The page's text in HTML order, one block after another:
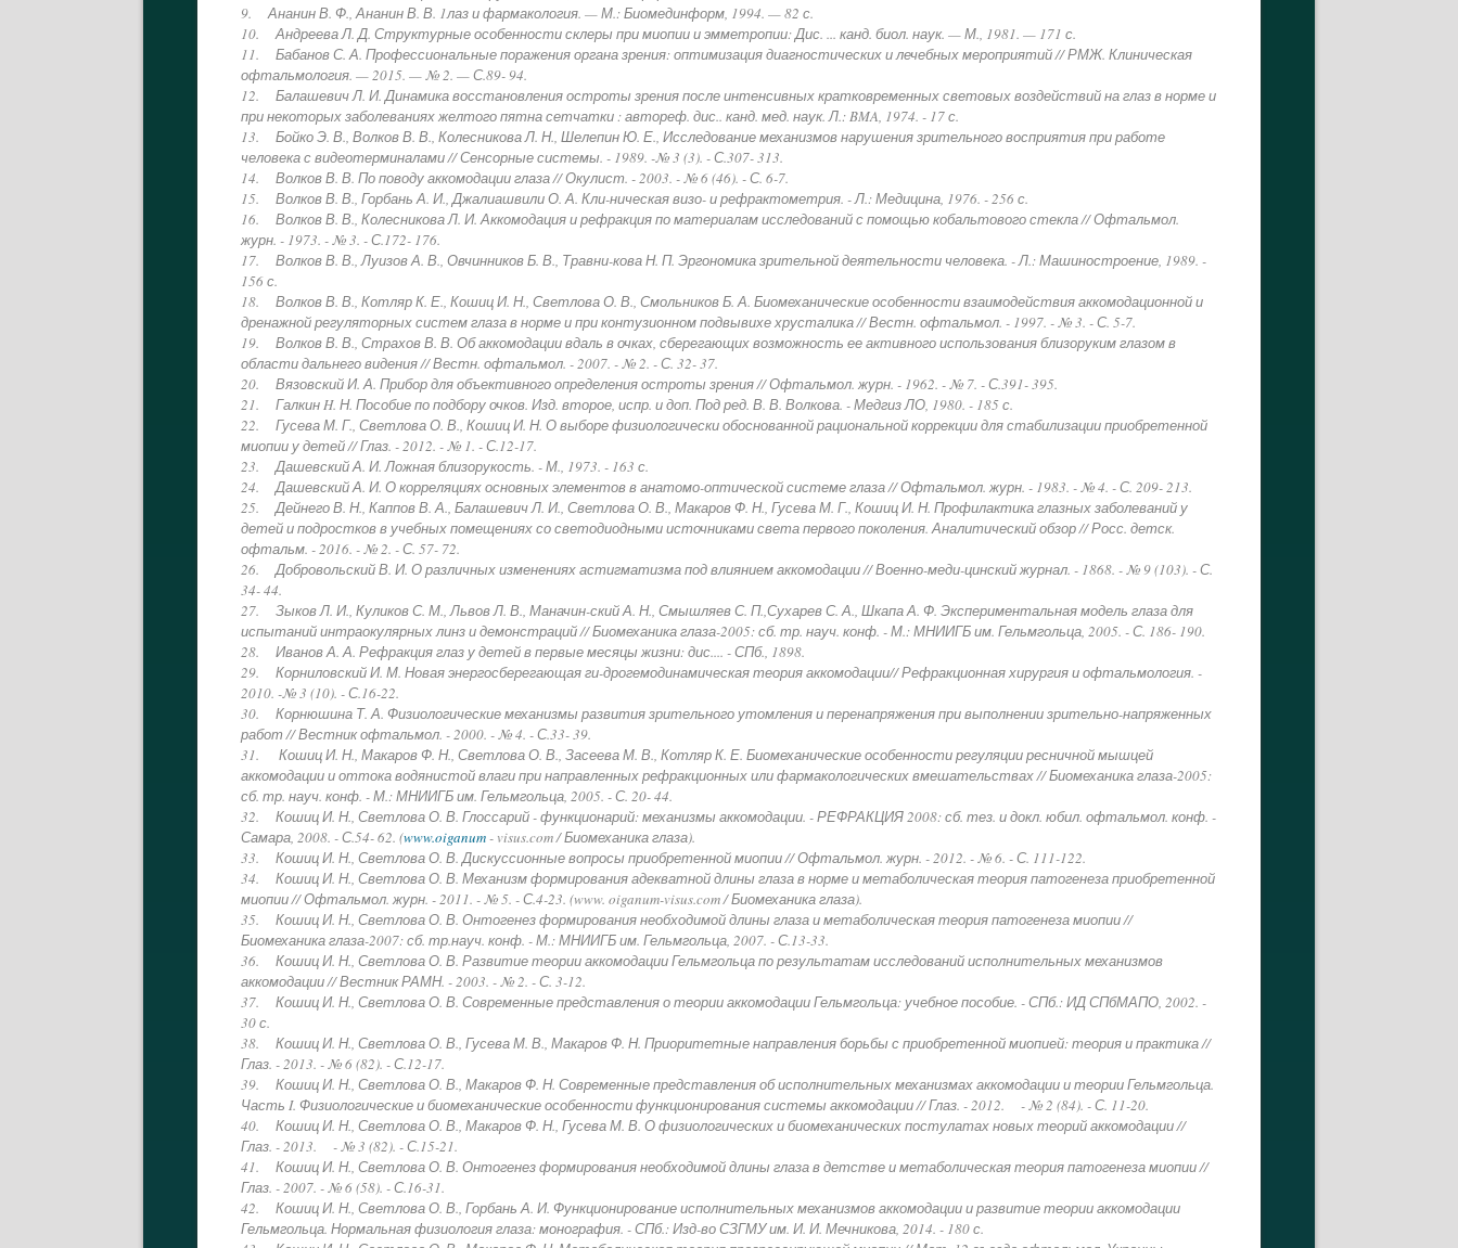
9. Ананин В. Ф., Ананин В. В. 1лаз и фармакология. — М.: Биомединформ, 1994. — 82 с.
10. Андреева Л. Д. Структурные особенности склеры при миопии и эмметропии: Дис. ... канд. биол. наук. — М., 1981. — 171 с.
11. Бабанов С. А. Профессиональные поражения органа зрения: оптимизация диагностических и лечебных мероприятий // РМЖ. Клиническая
офтальмология. — 2015. — № 2. — С.89- 94.
12. Балашевич Л. И. Динамика восстановления остроты зрения после интенсивных кратковременных световых воздействий на глаз в норме и
при некоторых заболеваниях желтого пятна сетчатки : автореф. дис.. канд. мед. наук. Л.: BMA, 1974. - 17 с.
13. Бойко Э. В., Волков В. В., Колесникова Л. Н., Шелепин Ю. Е., Исследование механизмов нарушения зрительного восприятия при работе
человека с видеотерминалами // Сенсорные системы. - 1989. -№ 3 (3). - С.307- 313.
14. Волков В. В. По поводу аккомодации глаза // Окулист. - 2003. - № 6 (46). - С. 6-7.
15. Волков В. В., Горбань А. И., Джалиашвили О. А. Кли-ническая визо- и рефрактометрия. - Л.: Медицина, 1976. - 256 с.
16. Волков В. В., Колесникова Л. И. Аккомодация и рефракция по материалам исследований с помощью кобальтового стекла // Офтальмол.
журн. - 1973. - № 3. - С.172- 176.
17. Волков В. В., Луизов А. В., Овчинников Б. В., Травни-кова Н. П. Эргономика зрительной деятельности человека. - Л.: Машиностроение, 1989. -
156 с.
18. Волков В. В., Котляр К. Е., Кошиц И. Н., Светлова О. В., Смольников Б. А. Биомеханические особенности взаимодействия аккомодационной и
дренажной регуляторных систем глаза в норме и при контузионном подвывихе хрусталика // Вестн. офтальмол. - 1997. - № 3. - С. 5-7.
19. Волков В. В., Страхов В. В. Об аккомодации вдаль в очках, сберегающих возможность ее активного использования близоруким глазом в
области дальнего видения // Вестн. офтальмол. - 2007. - № 2. - С. 32- 37.
20. Вязовский И. А. Прибор для объективного определения остроты зрения // Офтальмол. журн. - 1962. - № 7. - С.391- 395.
21. Галкин H. Н. Пособие по подбору очков. Изд. второе, испр. и доп. Под ред. В. В. Волкова. - Медгиз ЛО, 1980. - 185 с.
22. Гусева М. Г., Светлова О. В., Кошиц И. Н. О выборе физиологически обоснованной рациональной коррекции для стабилизации приобретенной
миопии у детей // Глаз. - 2012. - № 1. - С.12-17.
23. Дашевский А. И. Ложная близорукость. - М., 1973. - 163 с.
24. Дашевский А. И. О корреляциях основных элементов в анатомо-оптической системе глаза // Офтальмол. журн. - 1983. - № 4. - С. 209- 213.
25. Дейнего В. Н., Каппов В. А., Балашевич Л. И., Светлова О. В., Макаров Ф. Н., Гусева М. Г., Кошиц И. Н. Профилактика глазных заболеваний у
детей и подростков в учебных помещениях со светодиодными источниками света первого поколения. Аналитический обзор // Росс. детск.
офтальм. - 2016. - № 2. - С. 57- 72.
26. Добровольский В. И. О различных изменениях астигматизма под влиянием аккомодации // Военно-меди-цинский журнал. - 1868. - № 9 (103). - С.
34- 44.
27. Зыков Л. И., Куликов С. М., Львов Л. В., Маначин-ский А. Н., Смышляев С. П.,Сухарев С. А., Шкапа А. Ф. Экспериментальная модель глаза для
испытаний интраокулярных линз и демонстраций // Биомеханика глаза-2005: сб. тр. науч. конф. - М.: МНИИГБ им. Гельмгольца, 2005. - С. 186- 190.
28. Иванов А. А. Рефракция глаз у детей в первые месяцы жизни: дис.... - СПб., 1898.
29. Корниловский И. М. Новая энергосберегающая ги-дрогемодинамическая теория аккомодации// Рефракционная хирургия и офтальмология. -
2010. -№ 3 (10). - С.16-22.
30. Корнюшина Т. А. Физиологические механизмы развития зрительного утомления и перенапряжения при выполнении зрительно-напряженных
работ // Вестник офтальмол. - 2000. - № 4. - С.33- 39.
31. Кошиц И. Н., Макаров Ф. Н., Светлова О. В., Засеева М. В., Котляр К. Е. Биомеханические особенности регуляции ресничной мышцей
аккомодации и оттока водянистой влаги при направленных рефракционных или фармакологических вмешательствах // Биомеханика глаза-2005:
сб. тр. науч. конф. - М.: МНИИГБ им. Гельмгольца, 2005. - С. 20- 44.
32. Кошиц И. Н., Светлова О. В. Глоссарий - функционарий: механизмы аккомодации. - РЕФРАКЦИЯ 2008: сб. тез. и докл. юбил. офтальмол. конф. -
Самара, 2008. - С.54- 62. (www.oiganum- visus.com / Биомеханика глаза).
33. Кошиц И. Н., Светлова О. В. Дискуссионные вопросы приобретенной миопии // Офтальмол. журн. - 2012. - № 6. - С. 111-122.
34. Кошиц И. Н., Светлова О. В. Механизм формирования адекватной длины глаза в норме и метаболическая теория патогенеза приобретенной
миопии // Офтальмол. журн. - 2011. - № 5. - С.4-23. (www. oiganum-visus.com / Биомеханика глаза).
35. Кошиц И. Н., Светлова О. В. Онтогенез формирования необходимой длины глаза и метаболическая теория патогенеза миопии //
Биомеханика глаза-2007: сб. тр.науч. конф. - М.: МНИИГБ им. Гельмгольца, 2007. - С.13-33.
36. Кошиц И. Н., Светлова О. В. Развитие теории аккомодации Гельмгольца по результатам исследований исполнительных механизмов
аккомодации // Вестник РАМН. - 2003. - № 2. - С. 3-12.
37. Кошиц И. Н., Светлова О. В. Современные представления о теории аккомодации Гельмгольца: учебное пособие. - СПб.: ИД СПбМАПО, 2002. -
30 с.
38. Кошиц И. Н., Светлова О. В., Гусева М. В., Макаров Ф. Н. Приоритетные направления борьбы с приобретенной миопией: теория и практика //
Глаз. - 2013. - № 6 (82). - С.12-17.
39. Кошиц И. Н., Светлова О. В., Макаров Ф. Н. Современные представления об исполнительных механизмах аккомодации и теории Гельмгольца.
Часть I. Физиологические и биомеханические особенности функционирования системы аккомодации // Глаз. - 2012. - № 2 (84). - С. 11-20.
40. Кошиц И. Н., Светлова О. В., Макаров Ф. Н., Гусева М. В. О физиологических и биомеханических постулатах новых теорий аккомодации //
Глаз. - 2013. - № 3 (82). - С.15-21.
41. Кошиц И. Н., Светлова О. В. Онтогенез формирования необходимой длины глаза в детстве и метаболическая теория патогенеза миопии //
Глаз. - 2007. - № 6 (58). - С.16-31.
42. Кошиц И. Н., Светлова О. В., Горбань А. И. Функционирование исполнительных механизмов аккомодации и развитие теории аккомодации
Гельмгольца. Нормальная физиология глаза: монография. - СПб.: Изд-во СЗГМУ им. И. И. Мечникова, 2014. - 180 с.